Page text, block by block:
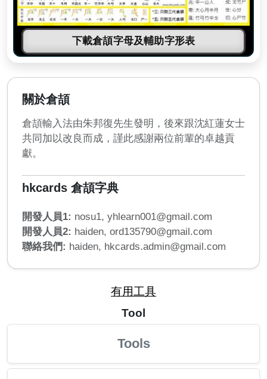
下載倉頡字母及輔助字形表
關於倉頡
倉頡輸入法由朱邦復先生發明，後來跟沈紅蓮女士
共同加以改良而成，謹此感謝兩位前輩的卓越貢
獻。
hkcards 倉頡字典
開發人員1: nosu1, yhlearn001@gmail.com
開發人員2: haiden, ord135790@gmail.com
聯絡我們: haiden, hkcards.admin@gmail.com
有用工具
Tool
Tools